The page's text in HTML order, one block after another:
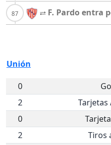
F. Pardo entra
Unión
0
2
Tarjetas
0
2
Tiros